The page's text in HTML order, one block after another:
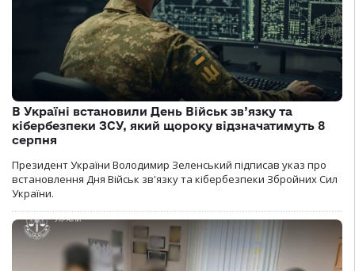
В Україні встановили День Військ зв’язку та
кібербезпеки ЗСУ, який щороку відзначатимуть 8
серпня
Президент України Володимир Зеленський підписав указ про
встановлення Дня Військ зв'язку та кібербезпеки Збройних Сил
України.